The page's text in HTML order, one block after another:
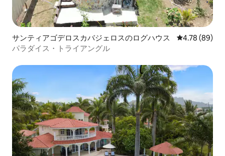
サンティアゴデロスカバジェロスのログハウス レビュー89
4.78 (89)
パラダイス・トライアングル